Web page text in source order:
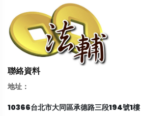
聯絡資料
地址：
10366台北市大同區承德路三段194號1樓